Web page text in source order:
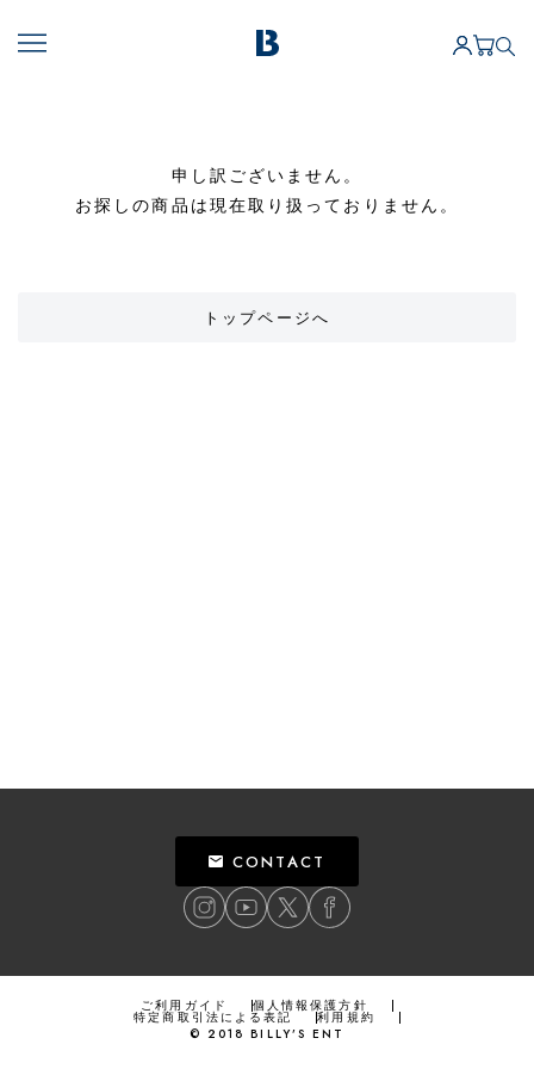
申し訳ございません。
お探しの商品は現在取り扱っておりません。
トップページへ
CONTACT
ご利用ガイド 個人情報保護方針
特定商取引法による表記
利用規約
© 2018 BILLY’S ENT